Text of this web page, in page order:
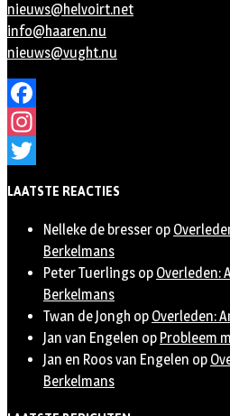
nieuws@helvoirt.net
info@haaren.nu
nieuws@vught.nu
Facebook
Instagram
LAATSTE REACTIES
Nelleke de bresser op
Berkelmans
Peter Tuerlings op Overleden:
Berkelmans
Twan de Jongh op Overleden:
Jan van Engelen op Probleem
Jan en Roos van Engelen op
Berkelmans